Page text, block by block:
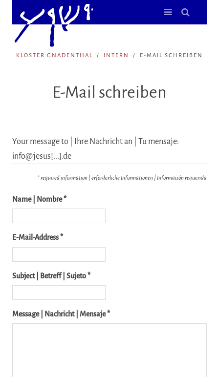
KLOSTER GNADENTHAL INTERN E-MAIL SCHREIBEN
E-Mail schreiben
Your message to | Ihre Nachricht an | Tu mensaje:
info@jesus[...].de
* required information | erforderliche Informationen | Información requerida
Name | Nombre *
E-Mail-Address *
Subject | Betreff | Sujeto *
Message | Nachricht | Mensaje *